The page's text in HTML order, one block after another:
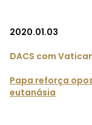
2020.01.03
DACS com
Papa reforça
eutanásia